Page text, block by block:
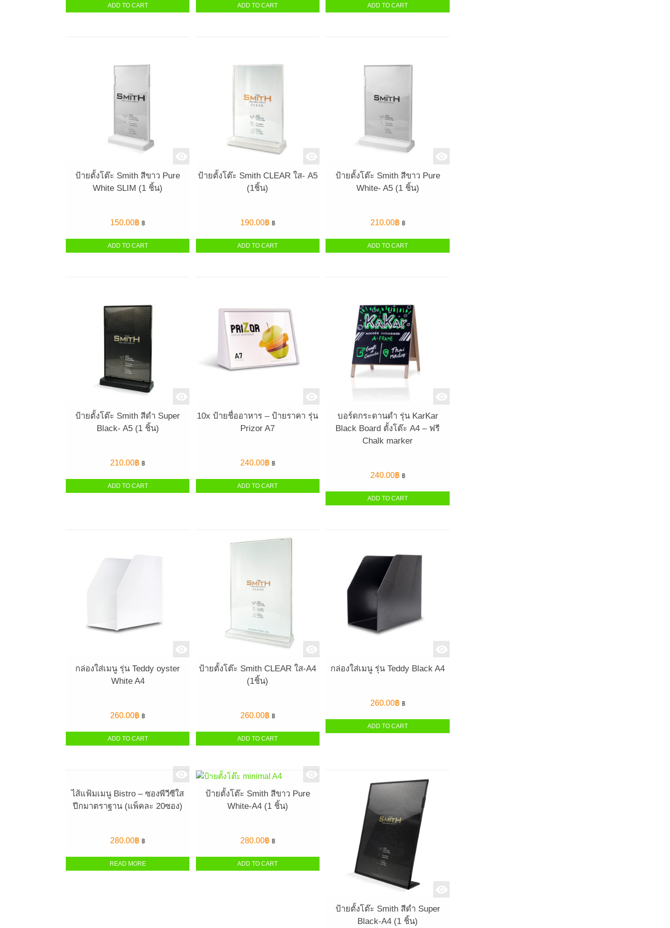
ADD TO CART ADD TO CART ADD TO CART
ป้ายตั้งโต๊ะ Smith สีขาว Pure
White SLIM (1 ชิ้น)
150.00฿ ฿
ADD TO CART
ป้ายตั้งโต๊ะ Smith CLEAR ใส- A5
(1ชิ้น)
190.00฿ ฿
ADD TO CART
ป้ายตั้งโต๊ะ Smith สีขาว Pure
White- A5 (1 ชิ้น)
210.00฿ ฿
ADD TO CART
ป้ายตั้งโต๊ะ Smith สีดำ Super
Black- A5 (1 ชิ้น)
210.00฿ ฿
ADD TO CART
10x ป้ายชื่ออาหาร – ป้ายราคา รุ่น
Prizor A7
240.00฿ ฿
ADD TO CART
บอร์ดกระดานดำ รุ่น KarKar
Black Board ตั้งโต๊ะ A4 – ฟรี
Chalk marker
240.00฿ ฿
ADD TO CART
กล่องใส่เมนู รุ่น Teddy oyster
White A4
260.00฿ ฿
ADD TO CART
ป้ายตั้งโต๊ะ Smith CLEAR ใส-A4
(1ชิ้น)
260.00฿ ฿
ADD TO CART
กล่องใส่เมนู รุ่น Teddy Black A4
260.00฿ ฿
ADD TO CART
ไส้แฟ้มเมนู Bistro – ซองพีวีซีใส
ปีกมาตราฐาน (แพ็คละ 20ซอง)
280.00฿ ฿
READ MORE
ป้ายตั้งโต๊ะ Smith สีขาว Pure
White-A4 (1 ชิ้น)
280.00฿ ฿
ADD TO CART
ป้ายตั้งโต๊ะ Smith สีดำ Super
Black-A4 (1 ชิ้น)